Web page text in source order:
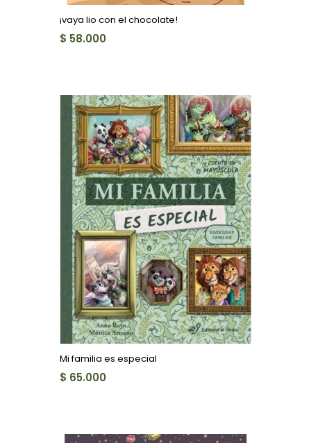
¡vaya lio con el chocolate!
$ 58.000
Mi familia es especial
$ 65.000